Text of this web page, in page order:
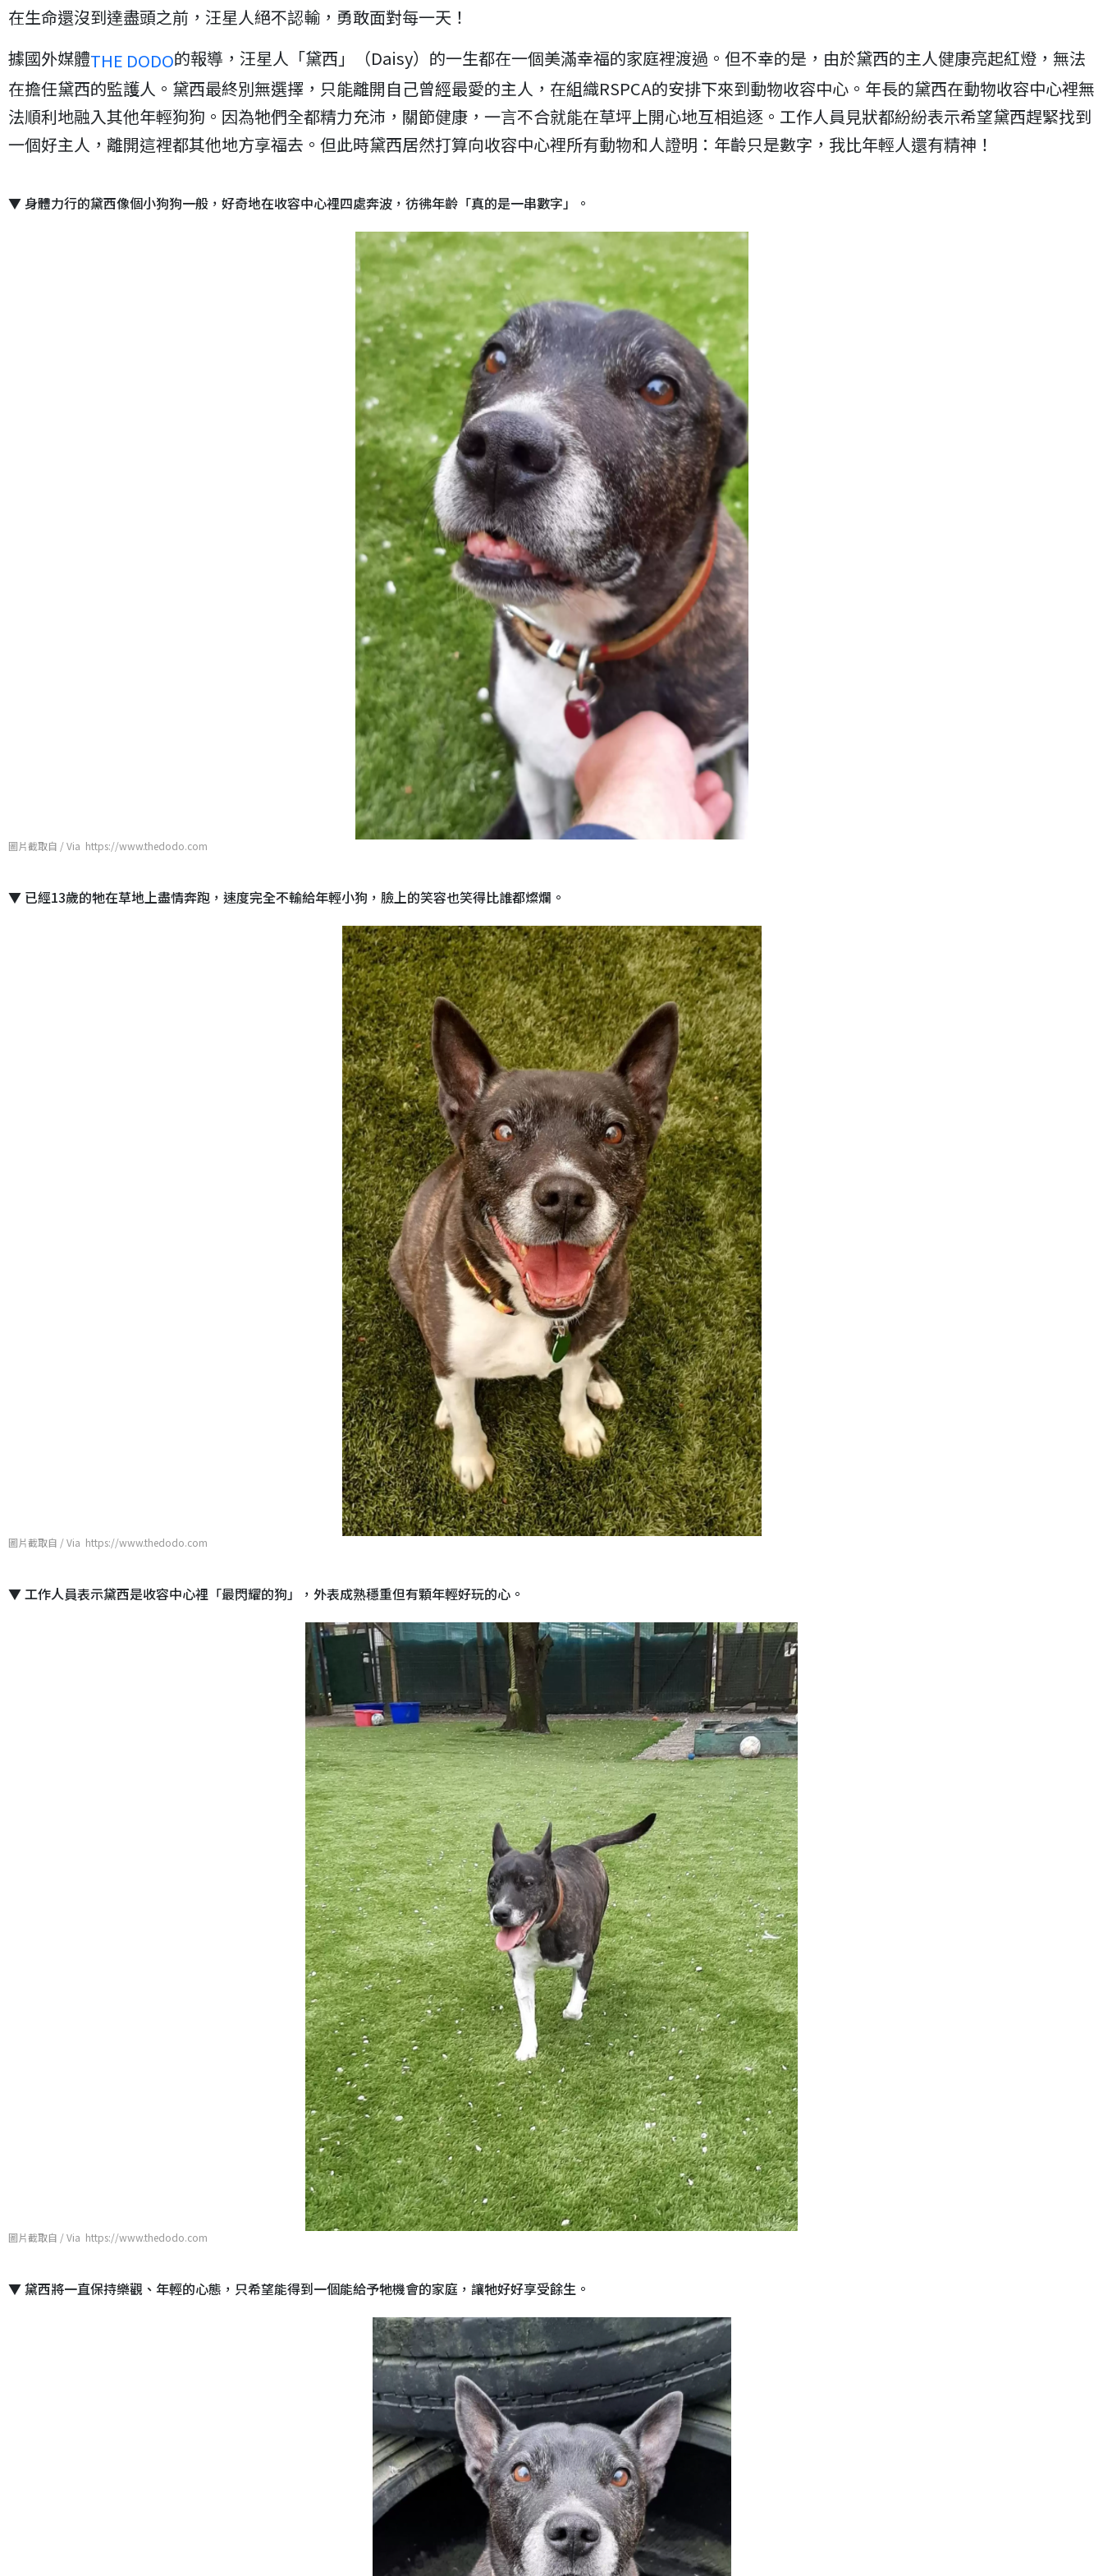
在生命還沒到達盡頭之前，汪星人絕不認輸，勇敢面對每一天！
據國外媒體THE DODO的報導，汪星人「黛西」（Daisy）的一生都在一個美滿幸福的家庭裡渡過。但不幸的是，由於黛西的主人健康亮起紅燈，無法
在擔任黛西的監護人。黛西最終別無選擇，只能離開自己曾經最愛的主人，在組織RSPCA的安排下來到動物收容中心。年長的黛西在動物收容中心裡無
法順利地融入其他年輕狗狗。因為牠們全都精力充沛，關節健康，一言不合就能在草坪上開心地互相追逐。工作人員見狀都紛紛表示希望黛西趕緊找到
一個好主人，離開這裡都其他地方享福去。但此時黛西居然打算向收容中心裡所有動物和人證明：年齡只是數字，我比年輕人還有精神！
▼ 身體力行的黛西像個小狗狗一般，好奇地在收容中心裡四處奔波，彷彿年齡「真的是一串數字」。
圖片截取自 / Via https://www.thedodo.com
▼ 已經13歲的牠在草地上盡情奔跑，速度完全不輸給年輕小狗，臉上的笑容也笑得比誰都燦爛。
圖片截取自 / Via https://www.thedodo.com
▼ 工作人員表示黛西是收容中心裡「最閃耀的狗」，外表成熟穩重但有顆年輕好玩的心。
圖片截取自 / Via https://www.thedodo.com
▼ 黛西將一直保持樂觀、年輕的心態，只希望能得到一個能給予牠機會的家庭，讓牠好好享受餘生。